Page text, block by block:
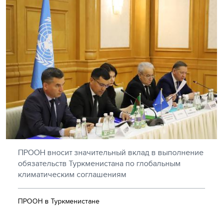
ПРООН вносит значительный вклад в выполнение
обязательств Туркменистана по глобальным
климатическим соглашениям
ПРООН в Туркменистане